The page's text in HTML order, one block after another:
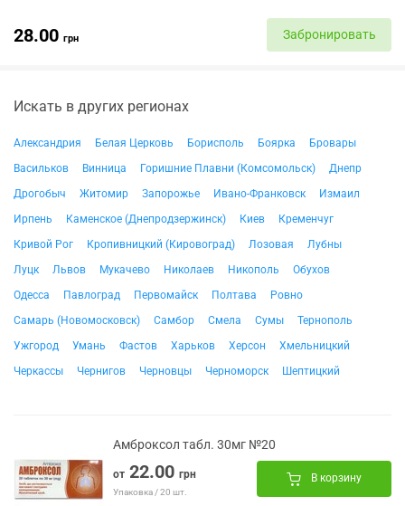
28.00 грн Забронировать
Искать в других регионах
Александрия Белая Церковь Борисполь Боярка
Бровары
Васильков
Винница Горишние Плавни (Комсомольск)
Днепр
Дрогобыч
Житомир Запорожье Ивано-Франковск
Измаил
Ирпень
Каменское (Днепродзержинск) Киев
Кременчуг
Кривой Рог
Кропивницкий (Кировоград) Лозовая
Лубны
Луцк
Львов Мукачево Николаев Никополь
Обухов
Одесса
Павлоград Первомайск Полтава
Ровно
Самарь (Новомосковск)
Самбор Смела Сумы
Тернополь
Ужгород
Умань Фастов Харьков Херсон
Хмельницкий
Черкассы
Чернигов Черновцы Черноморск Шептицкий
Амброксол табл. 30мг №20
от 22.00 грн
Упаковка / 20 шт.
В корзину